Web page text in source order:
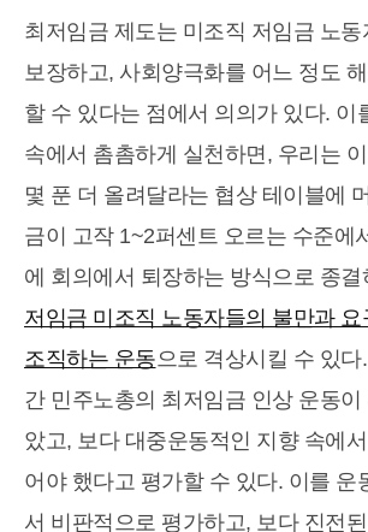
최저임금 제도는 미조직 저임금 노
보장하고, 사회양극화를 어느 정도
할 수 있다는 점에서 의의가 있다. 이
속에서 촘촘하게 실천하면, 우리는
몇 푼 더 올려달라는 협상 테이블에
금이 고작 1~2퍼센트 오르는 수준에
에 회의에서 퇴장하는 방식으로 종
저임금 미조직 노동자들의 불만과 요
조직하는 운동 으로 격상시킬 수 있
간 민주노총의 최저임금 인상 운동
았고, 보다 대중운동적인 지향 속에
어야 했다고 평가할 수 있다. 이를 운
서 비판적으로 평가하고, 보다 진전